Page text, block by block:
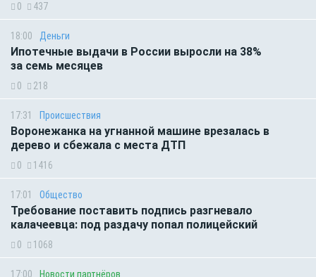
0 437
18:00 Деньги
Ипотечные выдачи в России выросли на 38%
за семь месяцев
0 218
17:31 Происшествия
Воронежанка на угнанной машине врезалась в
дерево и сбежала с места ДТП
0 1416
17:01 Общество
Требование поставить подпись разгневало
калачеевца: под раздачу попал полицейский
0 1068
17:00 Новости партнёров